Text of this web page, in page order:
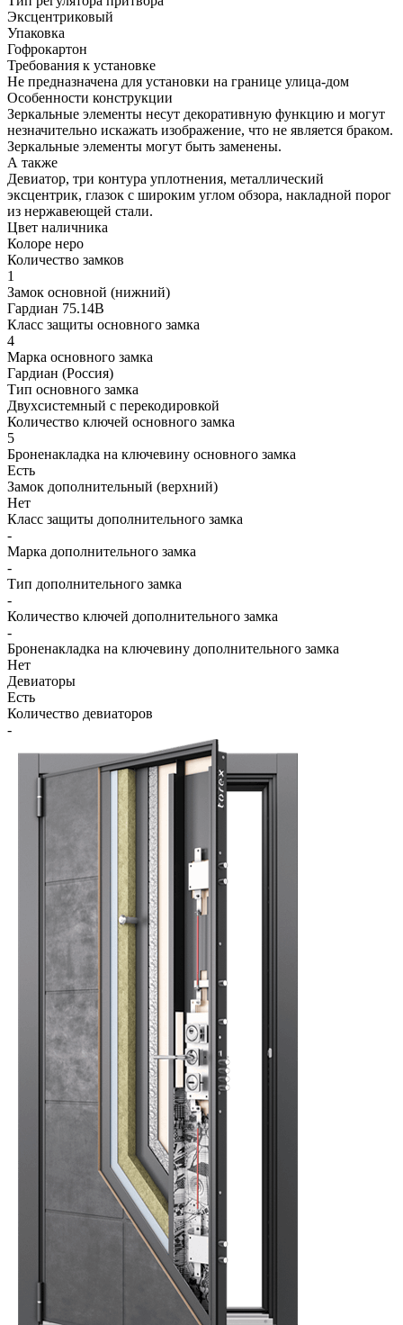
Эксцентриковый
Упаковка
Гофрокартон
Требования к установке
Не предназначена для установки на границе улица-дом
Особенности конструкции
Зеркальные элементы несут декоративную функцию и могут
незначительно искажать изображение, что не является браком.
Зеркальные элементы могут быть заменены.
А также
Девиатор, три контура уплотнения, металлический
эксцентрик, глазок с широким углом обзора, накладной порог
из нержавеющей стали.
Цвет наличника
Колоре неро
Количество замков
1
Замок основной (нижний)
Гардиан 75.14В
Класс защиты основного замка
4
Марка основного замка
Гардиан (Россия)
Тип основного замка
Двухсистемный с перекодировкой
Количество ключей основного замка
5
Броненакладка на ключевину основного замка
Есть
Замок дополнительный (верхний)
Нет
Класс защиты дополнительного замка
-
Марка дополнительного замка
-
Тип дополнительного замка
-
Количество ключей дополнительного замка
-
Броненакладка на ключевину дополнительного замка
Нет
Девиаторы
Есть
Количество девиаторов
-